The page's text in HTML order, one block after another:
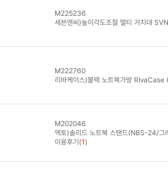
M225236
세븐엔씨)높이각도조절 멀티 거치대
M222760
리바케이스)블랙 노트북가방 RivaCase
M202046
엑토)솔리드 노트북 스탠드(NBS-24/그
이용후기(1)